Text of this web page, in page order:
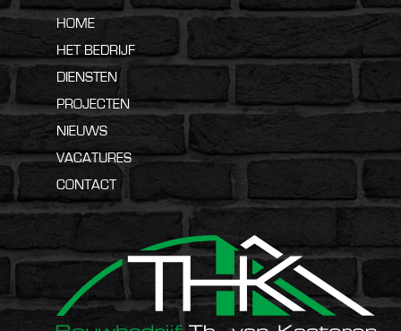
HOME
HET BEDRIJF
DIENSTEN
PROJECTEN
NIEUWS
VACATURES
CONTACT